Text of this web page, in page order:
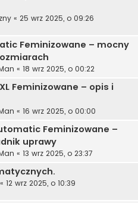
« 25 wrz 2025, o 09:26
Feminizowane – mocny
« 18 wrz 2025, o 00:22
Feminizowane – opis i
« 16 wrz 2025, o 00:00
Feminizowane –
uprawy
« 13 wrz 2025, o 23:37
« 12 wrz 2025, o 10:39